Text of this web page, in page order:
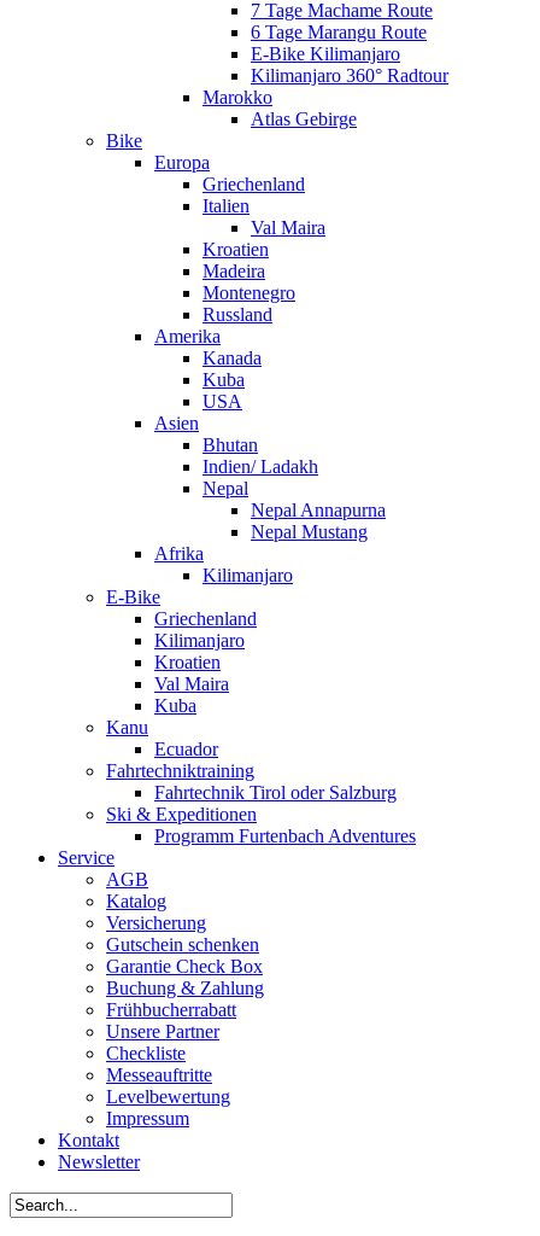
7 Tage Machame Route
6 Tage Marangu Route
E-Bike Kilimanjaro
Kilimanjaro 360° Radtour
Marokko
Atlas Gebirge
Bike
Europa
Griechenland
Italien
Val Maira
Kroatien
Madeira
Montenegro
Russland
Amerika
Kanada
Kuba
USA
Asien
Bhutan
Indien/ Ladakh
Nepal
Nepal Annapurna
Nepal Mustang
Afrika
Kilimanjaro
E-Bike
Griechenland
Kilimanjaro
Kroatien
Val Maira
Kuba
Kanu
Ecuador
Fahrtechniktraining
Fahrtechnik Tirol oder Salzburg
Ski & Expeditionen
Programm Furtenbach Adventures
Service
AGB
Katalog
Versicherung
Gutschein schenken
Garantie Check Box
Buchung & Zahlung
Frühbucherrabatt
Unsere Partner
Checkliste
Messeauftritte
Levelbewertung
Impressum
Kontakt
Newsletter